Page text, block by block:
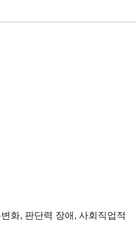
화, 판단력 장애, 사회직업적